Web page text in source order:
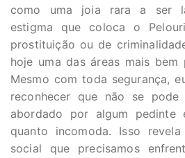
como uma joia rara a ser
estigma que coloca o
prostituição ou de
hoje uma das áreas mais bem
Mesmo com toda segurança,
reconhecer que não se
abordado por algum pedinte
quanto incomoda. Isso
social que precisamos